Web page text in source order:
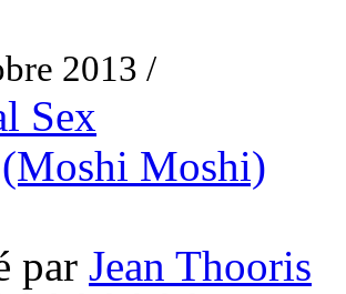
2013 /
Sex
(Moshi Moshi)
par Jean Thooris